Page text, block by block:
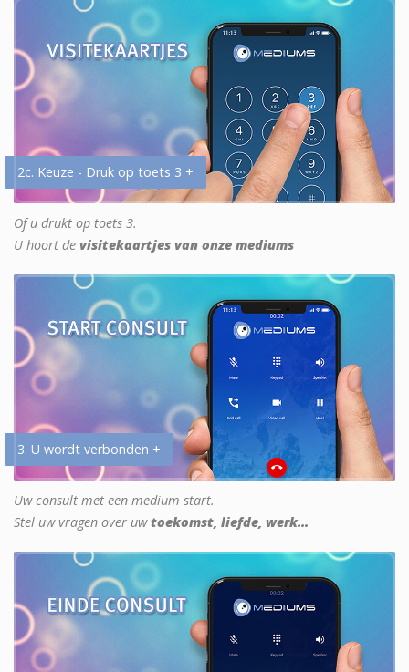
2c. Keuze - Druk op toets 3 +
Of u drukt op toets 3.
U hoort de visitekaartjes van onze mediums
3. U wordt verbonden +
Uw consult met een medium start.
Stel uw vragen over uwtoekomst, liefde, werk...